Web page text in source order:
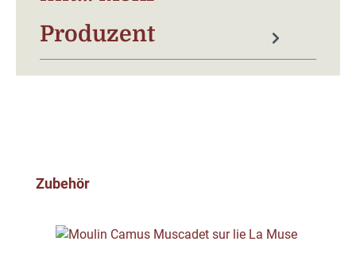
Produzent
Produktgalerie überspringen
Zubehör